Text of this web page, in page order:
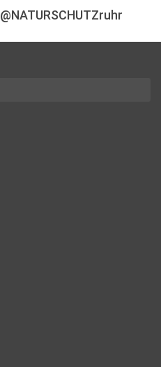
@NATURSCHUTZruhr